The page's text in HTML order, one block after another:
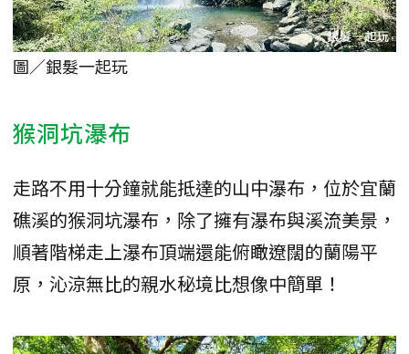
圖／銀髮一起玩
猴洞坑瀑布
走路不用十分鐘就能抵達的山中瀑布，位於宜蘭
礁溪的猴洞坑瀑布，除了擁有瀑布與溪流美景，
順著階梯走上瀑布頂端還能俯瞰遼闊的蘭陽平
原，沁涼無比的親水秘境比想像中簡單！